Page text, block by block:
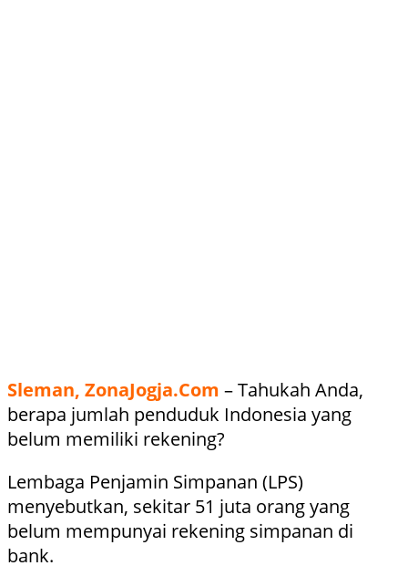
Sleman, ZonaJogja.Com – Tahukah Anda,
berapa jumlah penduduk Indonesia yang
belum memiliki rekening?
Lembaga Penjamin Simpanan (LPS)
menyebutkan, sekitar 51 juta orang yang
belum mempunyai rekening simpanan di
bank.